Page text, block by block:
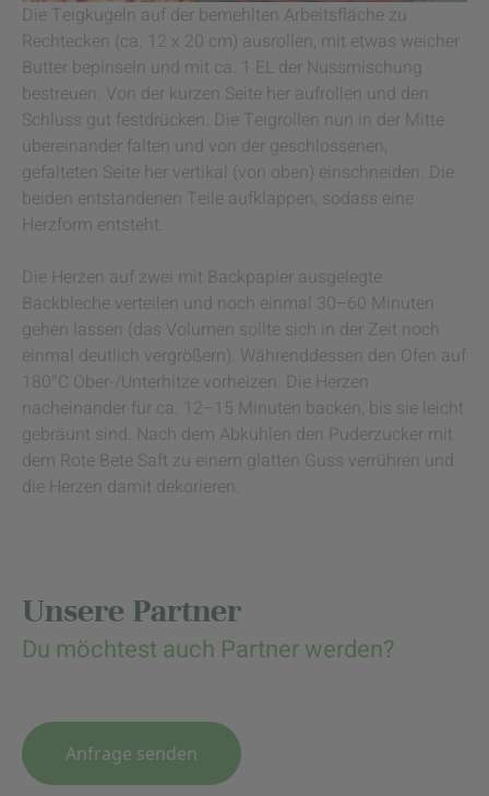
Die Teigkugeln auf der bemehlten Arbeitsfläche zu
Rechtecken (ca. 12 x 20 cm) ausrollen, mit etwas weicher
Butter bepinseln und mit ca. 1 EL der Nussmischung
bestreuen. Von der kurzen Seite her aufrollen und den
Schluss gut festdrücken. Die Teigrollen nun in der Mitte
übereinander falten und von der geschlossenen,
gefalteten Seite her vertikal (von oben) einschneiden. Die
beiden entstandenen Teile aufklappen, sodass eine
Herzform entsteht.
Die Herzen auf zwei mit Backpapier ausgelegte
Backbleche verteilen und noch einmal 30–60 Minuten
gehen lassen (das Volumen sollte sich in der Zeit noch
einmal deutlich vergrößern). Währenddessen den Ofen auf
180°C Ober-/Unterhitze vorheizen. Die Herzen
nacheinander für ca. 12–15 Minuten backen, bis sie leicht
gebräunt sind. Nach dem Abkühlen den Puderzucker mit
dem Rote Bete Saft zu einem glatten Guss verrühren und
die Herzen damit dekorieren.
Unsere Partner
Du möchtest auch Partner werden?
Anfrage senden